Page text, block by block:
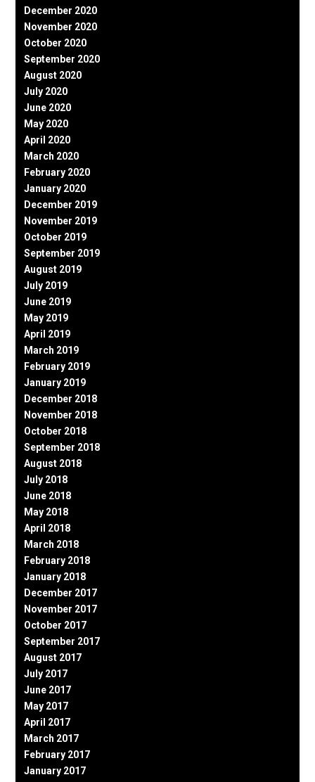
December 2020
November 2020
October 2020
September 2020
August 2020
July 2020
June 2020
May 2020
April 2020
March 2020
February 2020
January 2020
December 2019
November 2019
October 2019
September 2019
August 2019
July 2019
June 2019
May 2019
April 2019
March 2019
February 2019
January 2019
December 2018
November 2018
October 2018
September 2018
August 2018
July 2018
June 2018
May 2018
April 2018
March 2018
February 2018
January 2018
December 2017
November 2017
October 2017
September 2017
August 2017
July 2017
June 2017
May 2017
April 2017
March 2017
February 2017
January 2017